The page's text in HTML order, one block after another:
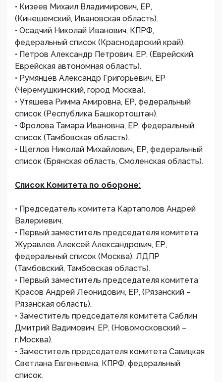
• Кизеев Михаил Владимирович, ЕР,
(Кинешемский, Ивановская область).
• Осадчий Николай Иванович, КПРФ,
федеральный список (Краснодарский край).
• Петров Александр Петрович, ЕР, (Еврейский,
Еврейская автономная область).
• Румянцев Александр Григорьевич, ЕР
(Черемушкинский, город Москва).
• Утяшева Римма Амировна, ЕР, федеральный
список (Республика Башкортоштан).
• Фролова Тамара Ивановна, ЕР, федеральный
список (Тамбовская область).
• Щеглов Николай Михайлович, ЕР, федеральный
список (Брянская область, Смоленская область).
Список Комитета по обороне:
• Председатель комитета Картаполов Андрей
Валериевич,
• Первый заместитель председателя комитета
Журавлев Алексей Александрович, ЕР,
федеральный список (Москва). ЛДПР
(Тамбовский, Тамбовская область).
• Первый заместитель председателя комитета
Красов Андрей Леонидович, ЕР, (Рязанский –
Рязанская область).
• Заместитель председателя комитета Саблин
Дмитрий Вадимович, ЕР, (Новомосковский –
г.Москва).
• Заместитель председателя комитета Савицкая
Светлана Евгеньевна, КПРФ, федеральный
список.